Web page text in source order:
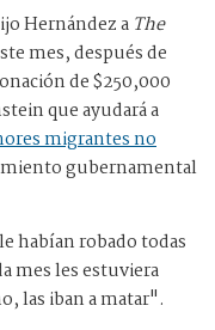
Hernández a The
mes, después de
de $250,000
que ayudará a
migrantes no
gubernamental
habían robado todas
mes les estuviera
las iban a matar".